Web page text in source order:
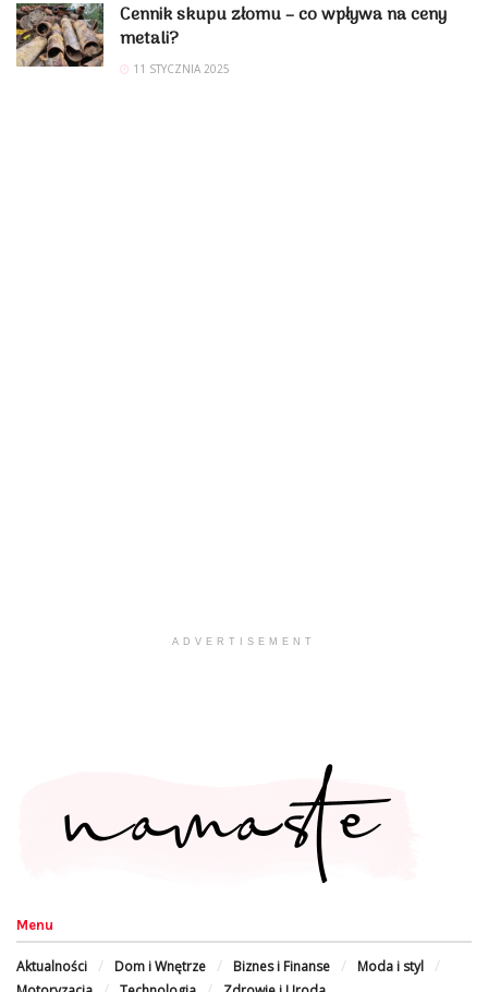
Cennik skupu złomu – co wpływa na ceny
metali?
11 STYCZNIA 2025
ADVERTISEMENT
Menu
Aktualności Dom i Wnętrze Biznes i Finanse
Moda i styl